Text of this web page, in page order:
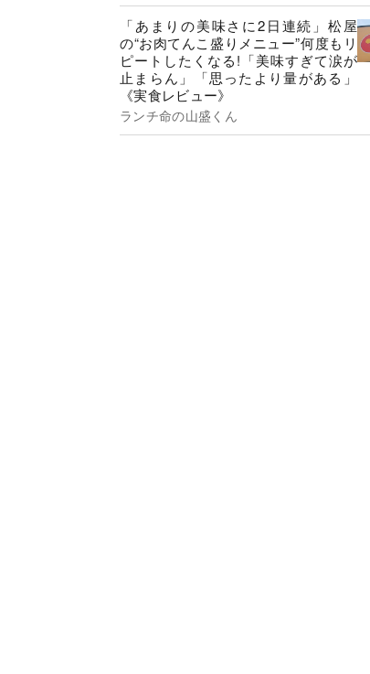
「あまりの美味さに2日連続」松屋
の“お肉てんこ盛りメニュー”何度もリ
ピートしたくなる!「美味すぎて涙が
止まらん」「思ったより量がある」
《実食レビュー》
ランチ命の山盛くん